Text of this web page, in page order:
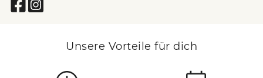
Unsere Vorteile für dich